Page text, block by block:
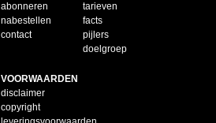
abonneren
nabestellen
contact
tarieven
facts
pijlers
doelgroep
VOORWAARDEN
disclaimer
copyright